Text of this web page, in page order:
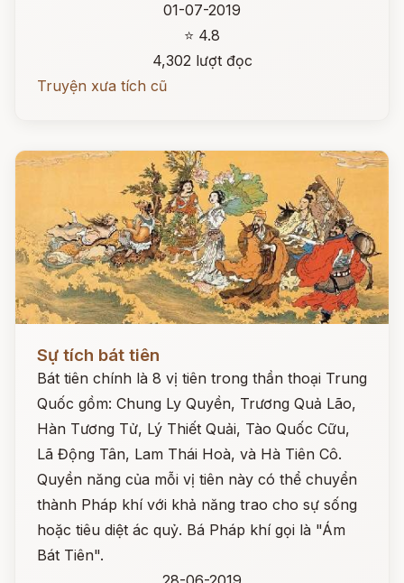
01-07-2019
⭐ 4.8
4,302 lượt đọc
Truyện xưa tích cũ
Sự tích bát tiên
Bát tiên chính là 8 vị tiên trong thần thoại Trung
Quốc gồm: Chung Ly Quyền, Trương Quả Lão,
Hàn Tương Tử, Lý Thiết Quải, Tào Quốc Cữu,
Lã Động Tân, Lam Thái Hoà, và Hà Tiên Cô.
Quyền năng của mỗi vị tiên này có thể chuyển
thành Pháp khí với khả năng trao cho sự sống
hoặc tiêu diệt ác quỷ. Bá Pháp khí gọi là "Ám
Bát Tiên".